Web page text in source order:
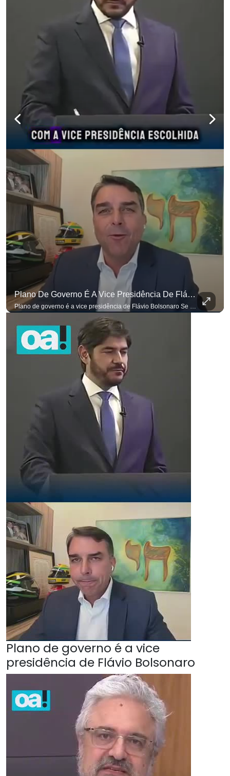
Plano De Governo É A Vice Presidência De Flávio Bolsonaro
Plano de governo é a vice presidência de Flávio Bolsonaro Se você busca informação com credibilidade, inscreva-se agora e ative o
Plano de governo é a vice
presidência de Flávio Bolsonaro